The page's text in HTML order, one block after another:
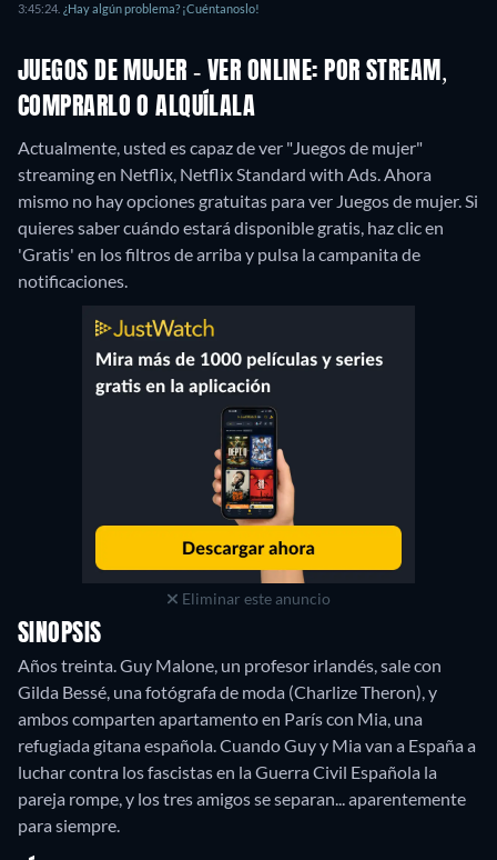
3:45:24. ¿Hay algún problema? ¡Cuéntanoslo!
JUEGOS DE MUJER - VER ONLINE: POR STREAM,
COMPRARLO O ALQUÍLALA
Actualmente, usted es capaz de ver "Juegos de mujer"
streaming en Netflix, Netflix Standard with Ads.Ahora
mismo no hay opciones gratuitas para ver Juegos de mujer. Si
quieres saber cuándo estará disponible gratis, haz clic en
'Gratis' en los filtros de arriba y pulsa la campanita de
notificaciones.
Eliminar este anuncio
SINOPSIS
Años treinta. Guy Malone, un profesor irlandés, sale con
Gilda Bessé, una fotógrafa de moda (Charlize Theron), y
ambos comparten apartamento en París con Mia, una
refugiada gitana española. Cuando Guy y Mia van a España a
luchar contra los fascistas en la Guerra Civil Española la
pareja rompe, y los tres amigos se separan... aparentemente
para siempre.